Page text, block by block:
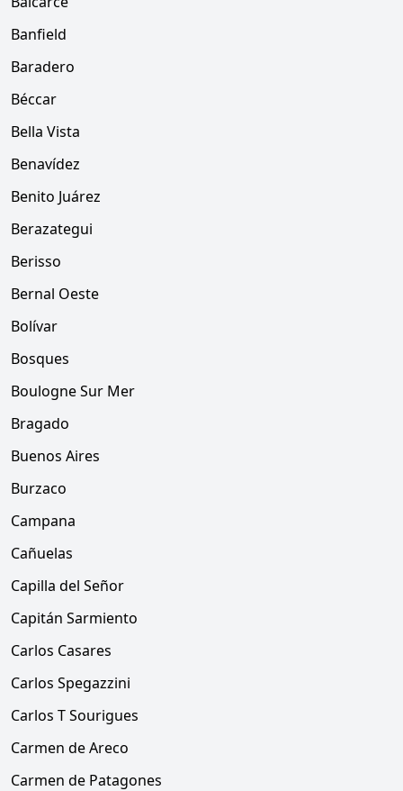
Banfield
Baradero
Béccar
Bella Vista
Benavídez
Benito Juárez
Berazategui
Berisso
Bernal Oeste
Bolívar
Bosques
Boulogne Sur Mer
Bragado
Buenos Aires
Burzaco
Campana
Cañuelas
Capilla del Señor
Capitán Sarmiento
Carlos Casares
Carlos Spegazzini
Carlos T Sourigues
Carmen de Areco
Carmen de Patagones